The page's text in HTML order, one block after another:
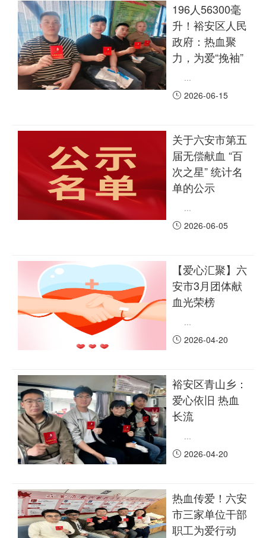
196人56300毫
升！裕安区人民
政府：热血聚
力，为爱“挽袖”
...
2026-06-15
关于六安市第五
届无偿献血 “百
次之星” 统计名
单的公示
...
2026-06-05
【爱心汇聚】六
安市3月团体献
血光荣榜
...
2026-04-20
裕安区青山乡：
爱心依旧 热血
长流
...
2026-04-20
热血传爱！六安
市三家单位干部
职工为爱行动